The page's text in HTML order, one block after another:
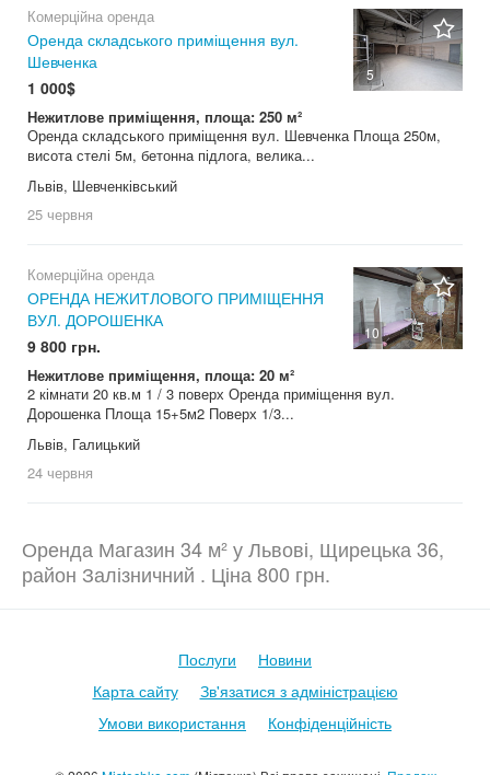
5
Комерційна оренда
Оренда складського приміщення вул.
Шевченка
1 000$
Нежитлове приміщення, площа: 250 м²
Оренда складського приміщення вул. Шевченка Площа 250м,
висота стелі 5м, бетонна підлога, велика...
Львів, Шевченківський
25 червня
10
Комерційна оренда
ОРЕНДА НЕЖИТЛОВОГО ПРИМІЩЕННЯ
ВУЛ. ДОРОШЕНКА
9 800 грн.
Нежитлове приміщення, площа: 20 м²
2 кімнати 20 кв.м 1 / 3 поверх Оренда приміщення вул.
Дорошенка Площа 15+5м2 Поверх 1/3...
Львів, Галицький
24 червня
Оренда Магазин 34 м² у Львові, Щирецька 36,
район Залізничний . Ціна 800 грн.
Послуги
Новини
Карта сайту
Зв'язатися з адміністрацією
Умови використання
Конфіденційність